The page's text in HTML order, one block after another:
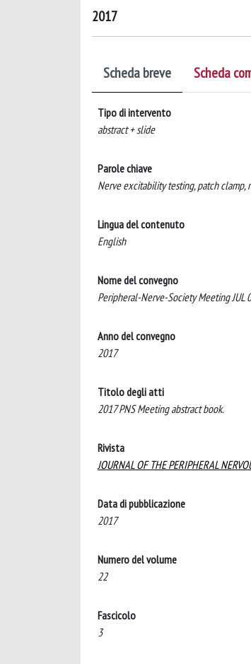
2017
Scheda breve Scheda
Tipo di intervento
abstract + slide
Parole chiave
Nerve excitability testing, patch
Lingua del contenuto
English
Nome del convegno
Peripheral-Nerve-Society Meeting JUL
Anno del convegno
2017
Titolo degli atti
2017 PNS Meeting abstract book.
Rivista
JOURNAL OF THE PERIPHERAL
Data di pubblicazione
2017
Numero del volume
22
Fascicolo
3